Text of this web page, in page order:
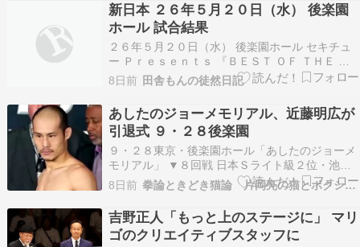
新日本 ２６年５月２０日（水） 後楽園
ホール 試合結果
２６年５月２０日（水） 後楽園ホール セキチュ
ー Ｐｒｅｓｅｎｔｓ 『ＢＥＳＴ ＯＦ ＴＨＥ Ｓ
ＵＰＥＲ Ｊｒ． ３３』 Ｂブロック公式リーグ戦
＜３０分１本勝負＞×ＫＵＳＨＩＤＡ ［４戦１勝
３敗＝２点］ 【３分０３秒 ＢＩＴＥＳ ＴＨＥ Ｄ
ＵＳＴ→片エビ固め】◯ジェイコブ・オー…
8日前 田舎もんの徒然日記
あしたのジョーメモリアル、近藤明広が
引退式 ９・２８後楽園
９・２８東京・後楽園ホール「あしたのジョーメ
モリアル」 ▼８回戦 日本Ｓライト級２位・池田
竜司(一力) × エドワード・マンシト(フィリピン)
日本ウェルター級
8日前 拳論ときどき猫論 片岡亮の猫とボクシング日記
吉野正人「もっと上のステージに」 マリ
ゴのクリエイティブスタッフに